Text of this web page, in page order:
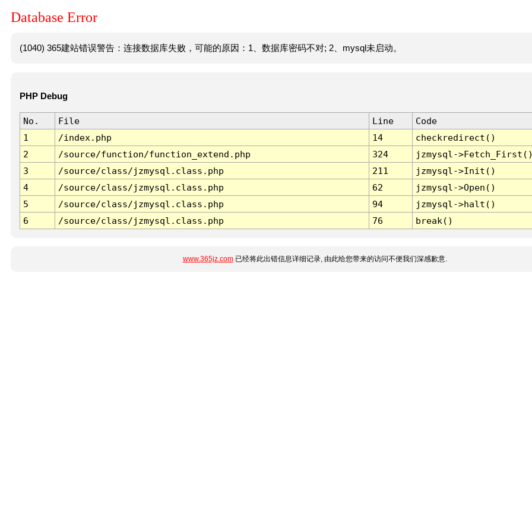
Database Error
(1040) 365建站错误警告：连接数据库失败，可能的原因：1、数据库密码不对; 2、mysql未启动。
PHP Debug
No. File Line
Code
1
/index.php 14
checkredirect()
2
/source/function/function_extend.php 324
jzmysql-
3
/source/class/jzmysql.class.php 211
jzmysql->Init()
4
/source/class/jzmysql.class.php 62
jzmysql->Open()
5
/source/class/jzmysql.class.php 94
jzmysql->halt()
6
/source/class/jzmysql.class.php 76 break()
www.365jz.com已经将此出错信息详细记录, 由此给您带来的访问不便我们深感歉意.